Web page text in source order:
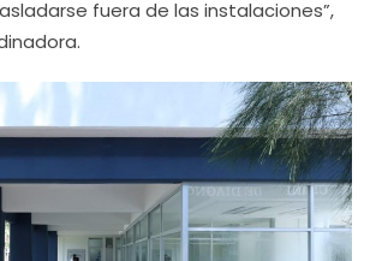
fuera de las instalaciones”,